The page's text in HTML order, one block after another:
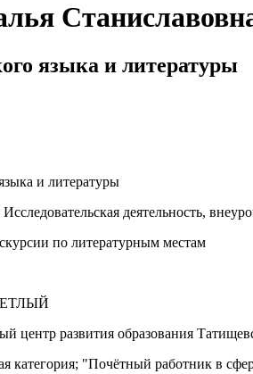
языка и литературы
и литературы
Исследовательская деятельность,
по литературным местам
центр развития образования
категория; "Почётный работник в